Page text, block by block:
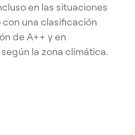
en las situaciones
una clasificación
de A++ y en
la zona climática.